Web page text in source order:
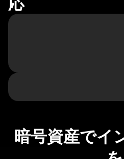
暗号資産でイ